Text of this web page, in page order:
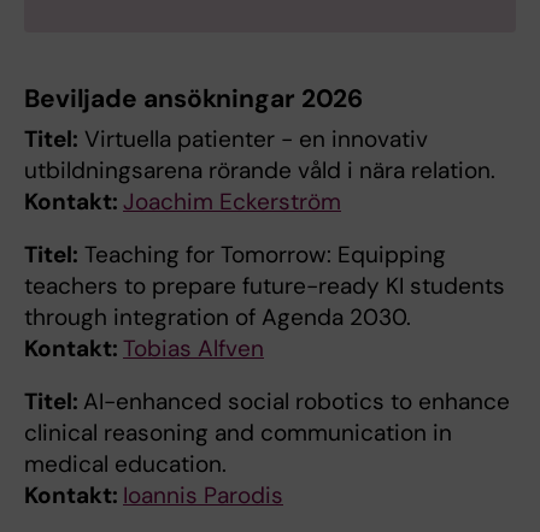
Beviljade ansökningar 2026
Titel: Virtuella patienter - en innovativ
utbildningsarena rörande våld i nära relation.
Kontakt: Joachim Eckerström
Titel: Teaching for Tomorrow: Equipping
teachers to prepare future-ready KI students
through integration of Agenda 2030.
Kontakt: Tobias Alfven
Titel: AI-enhanced social robotics to enhance
clinical reasoning and communication in
medical education.
Kontakt: Ioannis Parodis